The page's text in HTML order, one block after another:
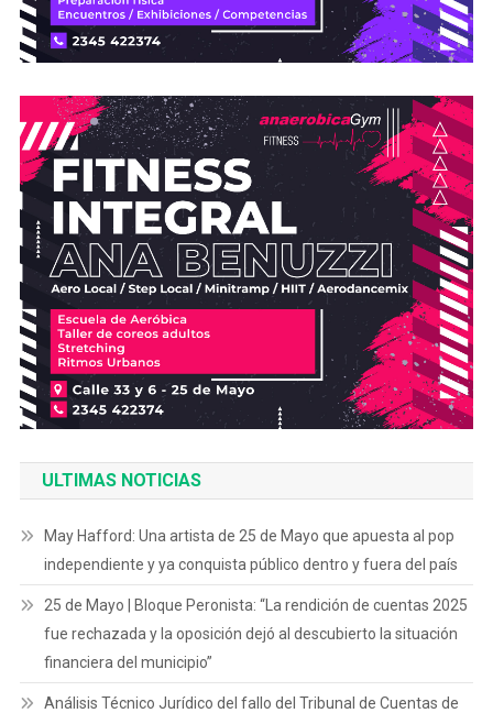
ULTIMAS NOTICIAS
May Hafford: Una artista de 25 de Mayo que apuesta al pop
independiente y ya conquista público dentro y fuera del país
25 de Mayo | Bloque Peronista: “La rendición de cuentas 2025
fue rechazada y la oposición dejó al descubierto la situación
financiera del municipio”
Análisis Técnico Jurídico del fallo del Tribunal de Cuentas de